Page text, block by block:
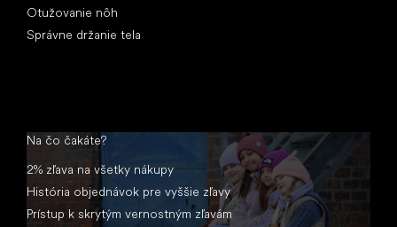
Otužovanie nôh
Správne držanie tela
Na čo čakáte?
2% zľava na všetky nákupy
História objednávok pre vyššie zľavy
Prístup k skrytým vernostným zľavám